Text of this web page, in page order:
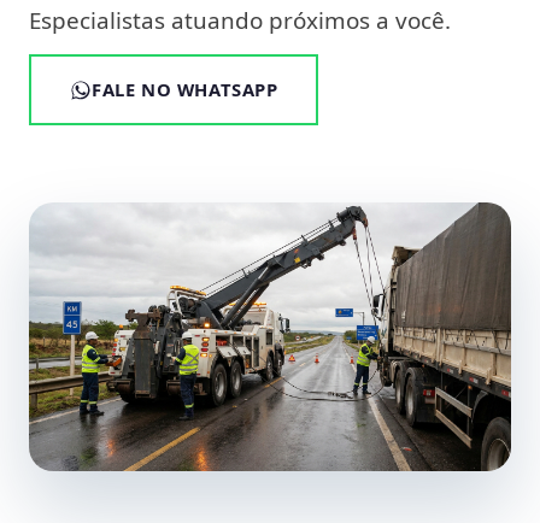
Especialistas atuando próximos a você.
FALE NO WHATSAPP